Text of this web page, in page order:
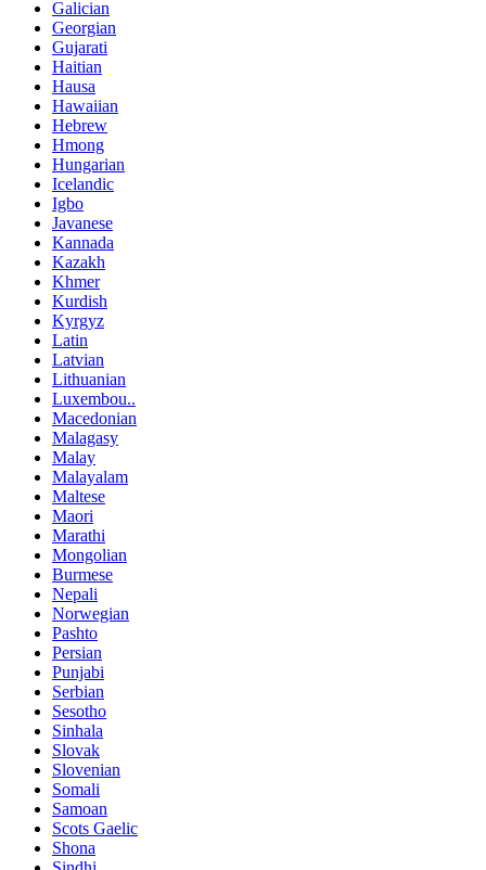
Galician
Georgian
Gujarati
Haitian
Hausa
Hawaiian
Hebrew
Hmong
Hungarian
Icelandic
Igbo
Javanese
Kannada
Kazakh
Khmer
Kurdish
Kyrgyz
Latin
Latvian
Lithuanian
Luxembou..
Macedonian
Malagasy
Malay
Malayalam
Maltese
Maori
Marathi
Mongolian
Burmese
Nepali
Norwegian
Pashto
Persian
Punjabi
Serbian
Sesotho
Sinhala
Slovak
Slovenian
Somali
Samoan
Scots Gaelic
Shona